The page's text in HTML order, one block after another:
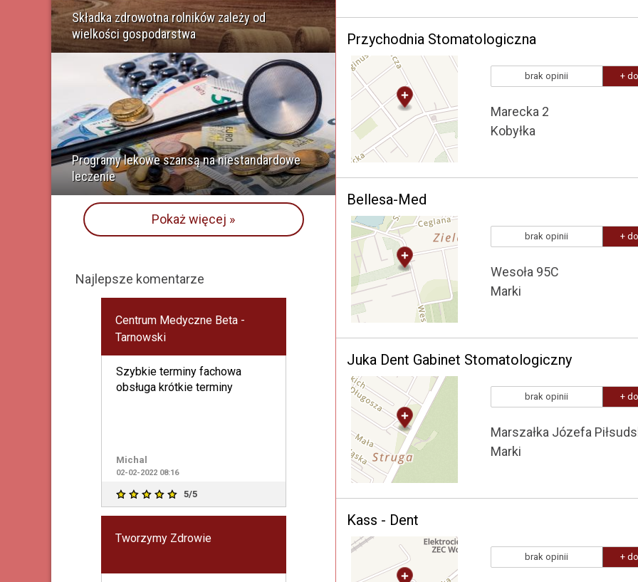
Przychodnia Stomatologiczna
brak opinii +
Marecka 2
Kobyłka
Bellesa-Med
brak opinii +
Wesoła 95C
Marki
Juka Dent Gabinet Stomatologiczny
brak opinii +
Marszałka Józefa
Marki
Kass - Dent
brak opinii +
Składka zdrowotna rolników zależy od
wielkości gospodarstwa
Programy lekowe szansą na niestandardowe
leczenie
Pokaż więcej »
Najlepsze komentarze
Centrum Medyczne Beta -
Tarnowski
Szybkie terminy fachowa
obsługa krótkie terminy
Michal
02-02-2022 08:16
5/5
Tworzymy Zdrowie